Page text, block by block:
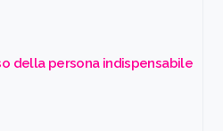
della persona indispensabile